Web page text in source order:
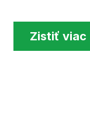
Zistiť viac